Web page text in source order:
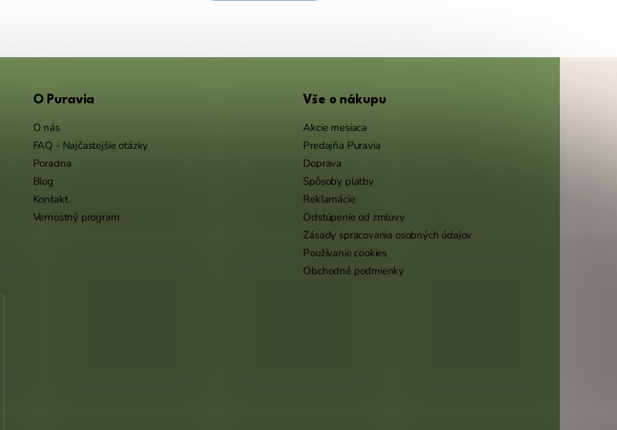
O Puravia
O nás
FAQ - Najčastejšie otázky
Poradna
Blog
Kontakt
Vernostný program
Vše o nákupu
Akcie mesiaca
Predajňa Puravia
Doprava
Spôsoby platby
Reklamácie
Odstúpenie od zmluvy
Zásady spracovania osobných údajov
Používanie cookies
Obchodné podmienky